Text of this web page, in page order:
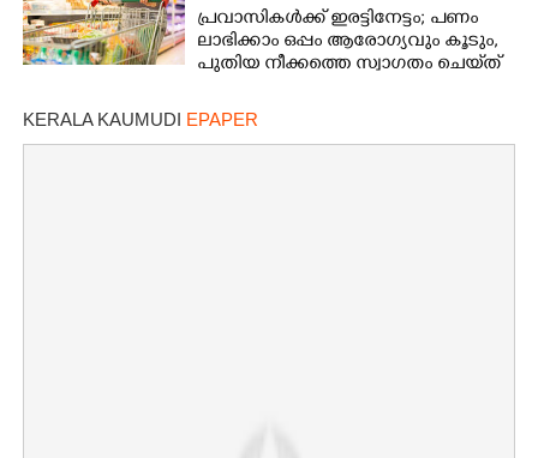
പ്രവാസികൾക്ക് ഇരട്ടിനേട്ടം; പണം
ലാഭിക്കാം ഒപ്പം ആരോഗ്യവും കൂടും,
പുതിയ നീക്കത്തെ സ്വാഗതം ചെയ്‌ത്
KERALA KAUMUDI EPAPER